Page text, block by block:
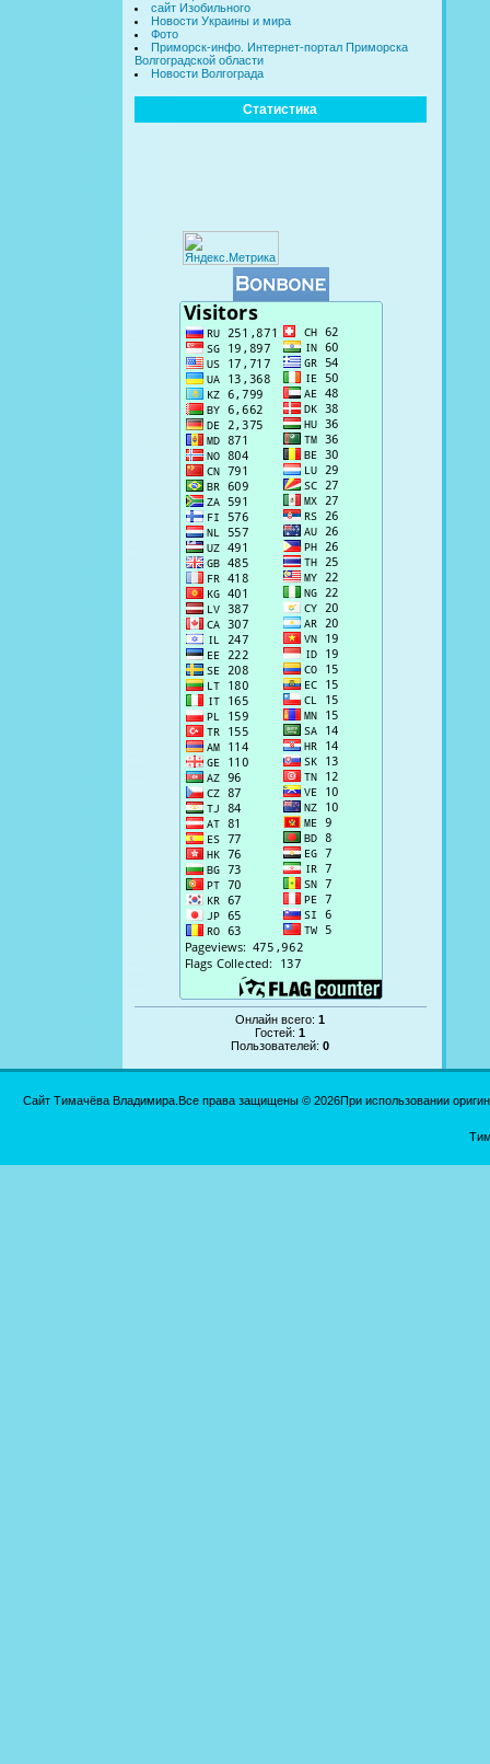
сайт Изобильного
Новости Украины и мира
Фото
Приморск-инфо. Интернет-портал Приморска
Волгоградской области
Новости Волгограда
Статистика
Онлайн всего:1
Гостей:1
Пользователей:0
Сайт Тимачёва Владимира.Все права защищены © 2026При использовании